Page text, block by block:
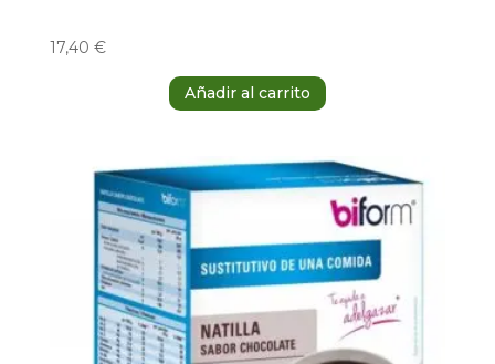
17,40 €
Añadir al carrito